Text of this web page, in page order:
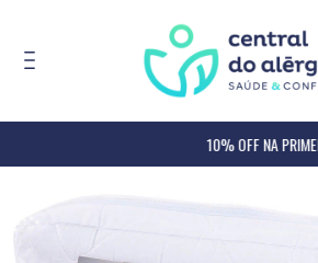
10% OFF NA